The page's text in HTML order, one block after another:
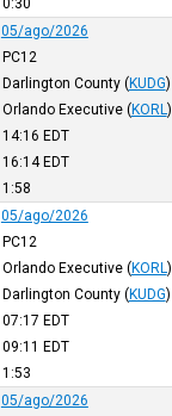
05/ago/2026
PC12
Darlington County (KUDG)
Orlando Executive (KORL )
14:16 EDT
16:14EDT
1:58
05/ago/2026
PC12
Orlando Executive (KORL )
Darlington County (KUDG)
07:17 EDT
09:11 EDT
1:53
05/ago/2026